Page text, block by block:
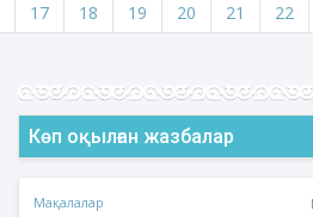
17 18 19 20 21 22
Көп оқылған жазбалар
Мақалалар